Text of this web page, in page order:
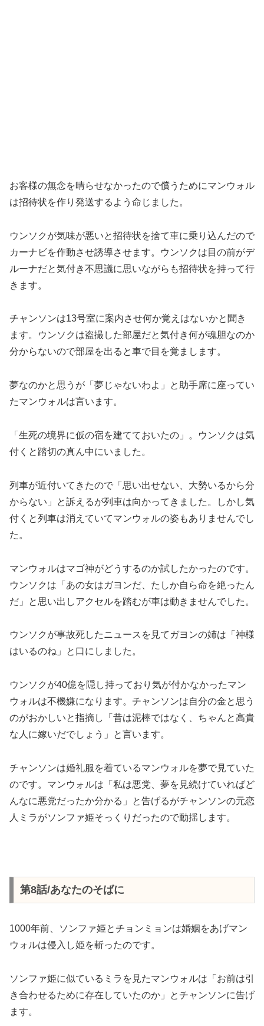
お客様の無念を晴らせなかったので償うためにマンウォル
は招待状を作り発送するよう命じました。
ウンソクが気味が悪いと招待状を捨て車に乗り込んだので
カーナビを作動させ誘導させます。ウンソクは目の前がデ
ルーナだと気付き不思議に思いながらも招待状を持って行
きます。
チャンソンは13号室に案内させ何か覚えはないかと聞き
ます。ウンソクは盗撮した部屋だと気付き何が魂胆なのか
分からないので部屋を出ると車で目を覚まします。
夢なのかと思うが「夢じゃないわよ」と助手席に座ってい
たマンウォルは言います。
「生死の境界に仮の宿を建てておいたの」。ウンソクは気
付くと踏切の真ん中にいました。
列車が近付いてきたので「思い出せない、大勢いるから分
からない」と訴えるが列車は向かってきました。しかし気
付くと列車は消えていてマンウォルの姿もありませんでし
た。
マンウォルはマゴ神がどうするのか試したかったのです。
ウンソクは「あの女はガヨンだ、たしか自ら命を絶ったん
だ」と思い出しアクセルを踏むが車は動きませんでした。
ウンソクが事故死したニュースを見てガヨンの姉は「神様
はいるのね」と口にしました。
ウンソクが40億を隠し持っており気が付かなかったマン
ウォルは不機嫌になります。チャンソンは自分の金と思う
のがおかしいと指摘し「昔は泥棒ではなく、ちゃんと高貴
な人に嫁いだでしょう」と言います。
チャンソンは婚礼服を着ているマンウォルを夢で見ていた
のです。マンウォルは「私は悪党、夢を見続けていればど
んなに悪党だったか分かる」と告げるがチャンソンの元恋
人ミラがソンファ姫そっくりだったので動揺します。
第8話/あなたのそばに
1000年前、ソンファ姫とチョンミョンは婚姻をあげマン
ウォルは侵入し姫を斬ったのです。
ソンファ姫に似ているミラを見たマンウォルは「お前は引
き合わせるために存在していたのか」とチャンソンに告げ
ます。